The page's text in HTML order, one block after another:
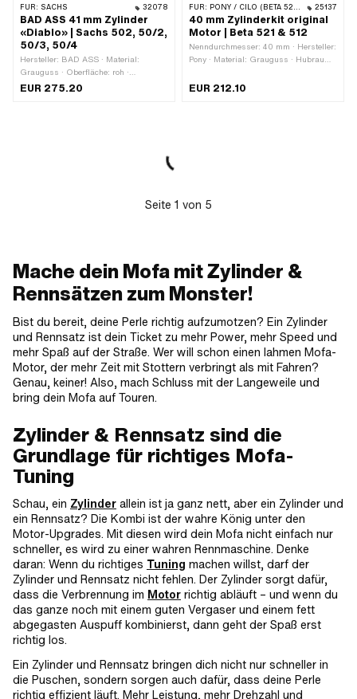
FÜR: SACHS 32078
BAD ASS 41 mm Zylinder
«Diablo» | Sachs 502, 50/2,
50/3, 50/4
Hersteller: BAD ASS · Material:
Grauguss · Oberfläche: roh ·
Nenndurchmesser: 41 mm · Hubraum:
EUR 275.20
FÜR: PONY / CILO (BETA 521 & 512) 25137
40 mm Zylinderkit original
Motor | Beta 521 & 512
Nenndurchmesser: 40 mm · Hersteller:
Pony · Material: Grauguss · Hubraum:
Kolbenbolzen (B): 12 mm · Auslassart:
EUR 212.10
Seite 1 von 5
Mache dein Mofa mit Zylinder &
Rennsätzen zum Monster!
Bist du bereit, deine Perle richtig aufzumotzen? Ein Zylinder
und Rennsatz ist dein Ticket zu mehr Power, mehr Speed und
mehr Spaß auf der Straße. Wer will schon einen lahmen Mofa-
Motor, der mehr Zeit mit Stottern verbringt als mit Fahren?
Genau, keiner! Also, mach Schluss mit der Langeweile und
bring dein Mofa auf Touren.
Zylinder & Rennsatz sind die
Grundlage für richtiges Mofa-
Tuning
Schau, ein Zylinder allein ist ja ganz nett, aber ein Zylinder und
ein Rennsatz? Die Kombi ist der wahre König unter den
Motor-Upgrades. Mit diesen wird dein Mofa nicht einfach nur
schneller, es wird zu einer wahren Rennmaschine. Denke
daran: Wenn du richtiges Tuning machen willst, darf der
Zylinder und Rennsatz nicht fehlen. Der Zylinder sorgt dafür,
dass die Verbrennung im Motor richtig abläuft – und wenn du
das ganze noch mit einem guten Vergaser und einem fett
abgegasten Auspuff kombinierst, dann geht der Spaß erst
richtig los.
Ein Zylinder und Rennsatz bringen dich nicht nur schneller in
die Puschen, sondern sorgen auch dafür, dass deine Perle
richtig effizient läuft. Mehr Leistung, mehr Drehzahl und